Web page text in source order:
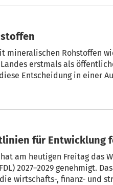
mineralischen Rohstoffen
erstmals als
Entscheidung in einer
legt Leitlinien für
am heutigen Freitag das
2027–2029 genehmigt.
wirtschafts-, finanz- und